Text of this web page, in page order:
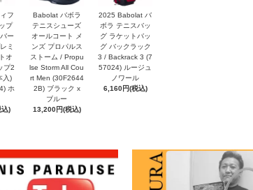
フ
プ
ー
ミ
オ
プ2
入)
ホ
)
Babolat バボラ
テニスシューズ
オールコート メ
ンズ プロパルス
ストーム / Propu
lse Storm All Cou
rt Men (30F2644
2B) ブラック x
ブルー
13,200円(税込)
2025 Babolat バ
ボラ テニスバッ
グ ラケットバッ
グ バックラック
3 / Backrack 3 (7
57024) ルージュ
ノワール
6,160円(税込)